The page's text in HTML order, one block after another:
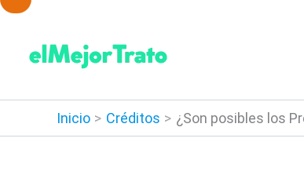
contenido
Inicio Créditos ¿Son posibles los